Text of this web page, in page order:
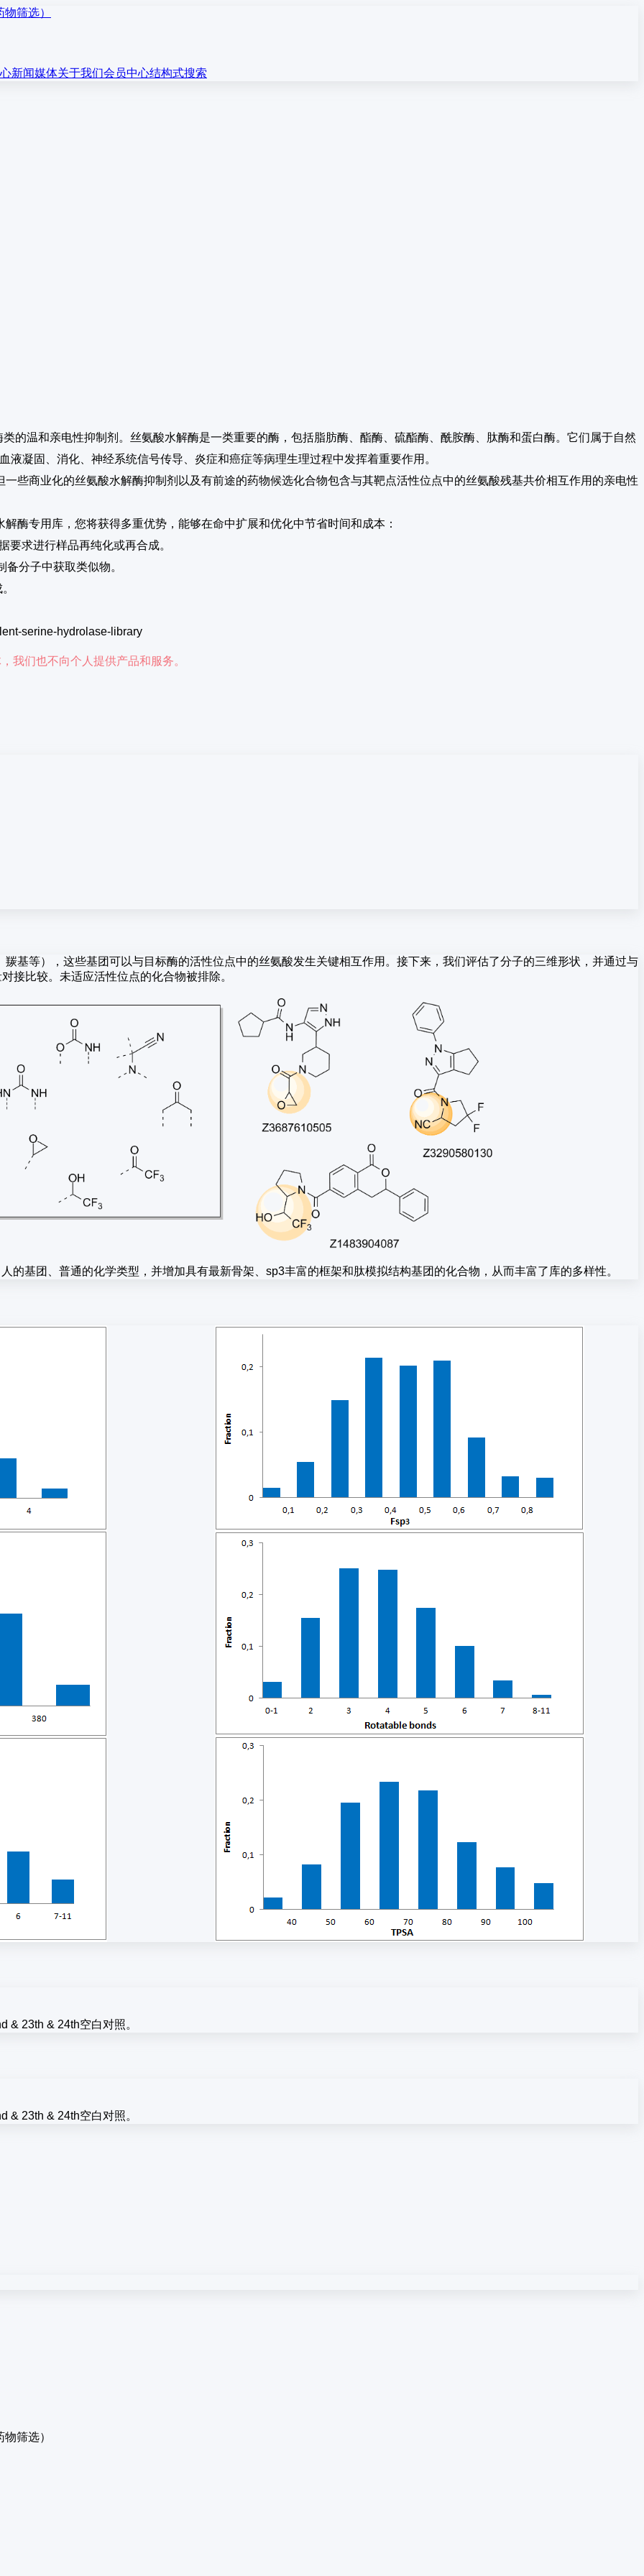
新闻媒体关于我们会员中心结构式搜索
的温和亲电性抑制剂。丝氨酸水解酶是一类重要的酶，包括脂肪酶、酯酶、硫酯酶、酰胺酶、肽酶和蛋白酶。它们属于自然
凝固、消化、神经系统信号传导、炎症和癌症等病理生理过程中发挥着重要作用。
些商业化的丝氨酸水解酶抑制剂以及有前途的药物候选化合物包含与其靶点活性位点中的丝氨酸残基共价相互作用的亲电性
酶专用库，您将获得多重优势，能够在命中扩展和优化中节省时间和成本：
要求进行样品再纯化或再合成。
分子中获取类似物。
serine-hydrolase-library
我们也不向个人提供产品和服务。
基等），这些基团可以与目标酶的活性位点中的丝氨酸发生关键相互作用。接下来，我们评估了分子的三维形状，并通过与
接比较。未适应活性位点的化合物被排除。
的基团、普通的化学类型，并增加具有最新骨架、sp3丰富的框架和肽模拟结构基团的化合物，从而丰富了库的多样性。
& 23th & 24th空白对照。
& 23th & 24th空白对照。